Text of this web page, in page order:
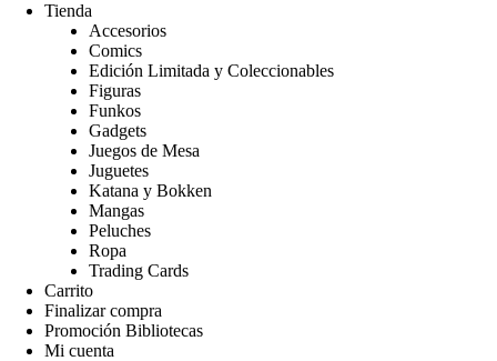
Tienda
Accesorios
Comics
Edición Limitada y Coleccionables
Figuras
Funkos
Gadgets
Juegos de Mesa
Juguetes
Katana y Bokken
Mangas
Peluches
Ropa
Trading Cards
Carrito
Finalizar compra
Promoción Bibliotecas
Mi cuenta